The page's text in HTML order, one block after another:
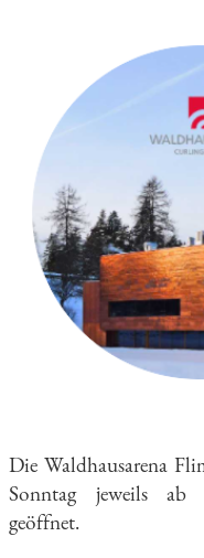
Die Waldhausarena
Sonntag jeweils
geöffnet.